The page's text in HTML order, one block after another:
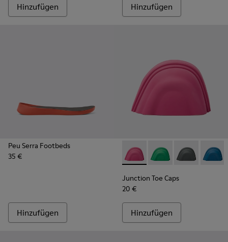
Hinzufügen Hinzufügen
Peu Serra Footbeds
35 €
Hinzufügen
Junction Toe Caps -
Junction Toe Caps -
Junction Toe
Junction Toe Caps
20 €
Hinzufügen